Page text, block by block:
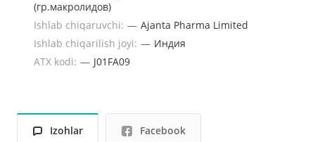
(гр.макролидов)
Ishlab chiqaruvchi: — Ajanta Pharma Limited
Ishlab chiqarilish joyi: — Индия
ATX kodi: — J01FA09
Izohlar Facebook